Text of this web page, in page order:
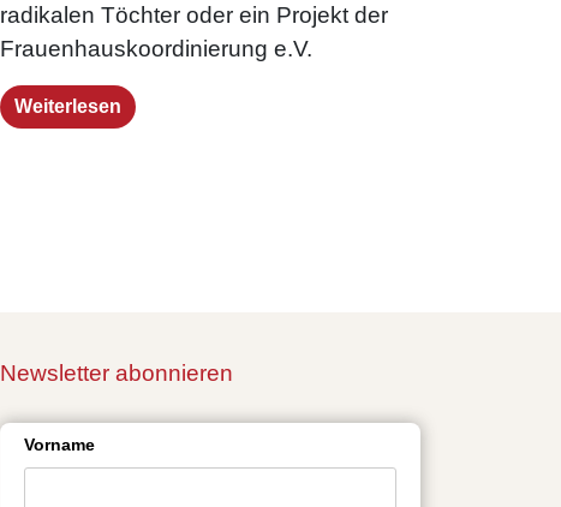
radikalen Töchter oder ein Projekt der
Frauenhauskoordinierung e.V.
Weiterlesen
Newsletter abonnieren
Vorname